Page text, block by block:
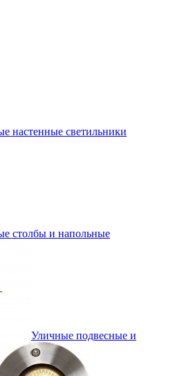
настенные светильники
столбы и напольные
Уличные подвесные и